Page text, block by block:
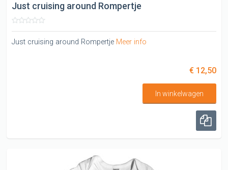
Just cruising around Rompertje
Just cruising around Rompertje Meer info
€ 12,50
In winkelwagen